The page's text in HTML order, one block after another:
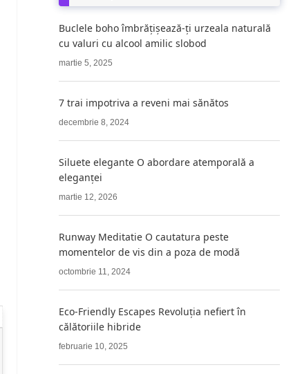
Buclele boho îmbrățișează-ți urzeala naturală
cu valuri cu alcool amilic slobod
martie 5, 2025
7 trai impotriva a reveni mai sănătos
decembrie 8, 2024
Siluete elegante O abordare atemporală a
eleganței
martie 12, 2026
Runway Meditatie O cautatura peste
momentelor de vis din a poza de modă
octombrie 11, 2024
Eco-Friendly Escapes Revoluția nefiert în
călătoriile hibride
februarie 10, 2025